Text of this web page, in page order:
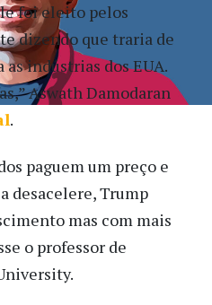
foi eleito pelos
dizendo que traria de
indústrias dos EUA.
Aswath Damodaran
.
paguem um preço e
desacelere, Trump
mas com mais
o professor de